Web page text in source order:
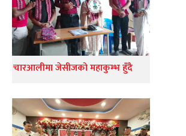
चारआलीमा जेसीजको महाकुम्भ हुँदै